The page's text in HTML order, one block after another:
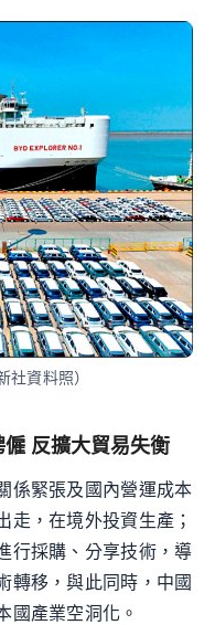
社資料照）
反擴大貿易失衡
係緊張及國內營運成本
走，在境外投資生產；
行採購、分享技術，導
轉移，與此同時，中國
國產業空洞化。